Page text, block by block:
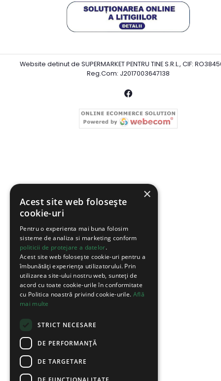
Website detinut de SUPERMARKET PENTRU TINE S.R.L., CIF:
Reg.Com: J2017003647138
×
Acest site web folosește
cookie-uri
Pentru o experienta mai buna folosim
sisteme de analiza si marketing conform
politicii de protejare a datelor.
Acest site web folosește cookie-uri pentru a
îmbunătăți experiența utilizatorului. Prin
utilizarea site-ului nostru web, sunteți de
acord cu toate cookie-urile în conformitate
cu Politica noastră privind cookie-urile. Află
mai multe
STRICT NECESARE
DE PERFORMANȚĂ
DE TARGETARE